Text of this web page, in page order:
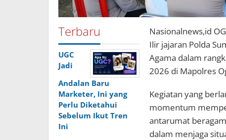
Terbaru
UGC
Jadi
Andalan Baru
Marketer, Ini yang
Perlu Diketahui
Sebelum Ikut Tren
Ini
Nasionalnews,id
Ilir jajaran Polda
Agama dalam
2026 di Mapolres
Kegiatan yang
momentum
antarumat
dalam menjaga